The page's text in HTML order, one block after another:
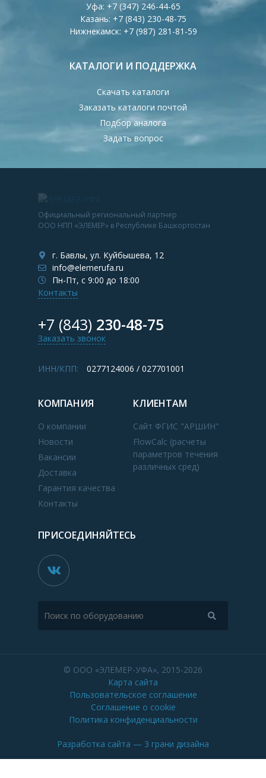
Уфа: +7 (347) 246-44-65
Казань: +7 (843) 230-48-75
Нижнекамск: +7 (987) 281-81-59
КАТАЛОГИ И ПОДДЕРЖКА
Скачать каталоги
Заказать каталоги почтой
Подбор аналога
Задать вопрос
Официальный региональный партнер
ООО НПП «ЭЛЕМЕР» в Республике Башкортостан
г. Бавлы, ул. Куйбышева, 12
info@elemerufa.ru
Пн-Пт, с 9:00 до 18:00
Контакты
+7 (843) 230-48-75
Заказать звонок
ИНН/КПП: 0277124006 / 027701001
КОМПАНИЯ
О компании
Новости
Вакансии
Доставка
Гарантия качества
Контакты
КЛИЕНТАМ
Сайт ФГИС "АРШИН"
FlowCalc (расчеты
параметров течения
различных сред)
ПРИСОЕДИНЯЙТЕСЬ
© ООО «ЭЛЕМЕР-УФА», 2015-2026
Карта сайта
Пользовательское соглашение
Соглашение о cookie
Политика конфиденциальности
Разработка сайта — 3 грани дизайна